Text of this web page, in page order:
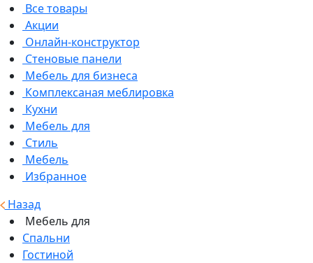
Все товары
Акции
Онлайн-конструктор
Стеновые панели
Мебель для бизнеса
Комплексаная меблировка
Кухни
Мебель для
Стиль
Мебель
Избранное
Назад
Мебель для
Спальни
Гостиной